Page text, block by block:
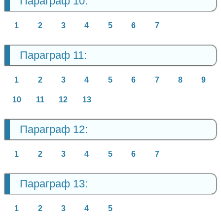
1 2 3 4 5 6 7
Параграф 11:
1 2 3 4 5 6 7 8 9
10 11 12 13
Параграф 12:
1 2 3 4 5 6 7
Параграф 13:
1 2 3 4 5